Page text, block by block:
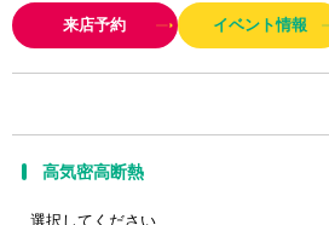
然の感触があり、自然が香ります。 私たち
続けることです。
来店予約 イベント情報
高気密高断熱